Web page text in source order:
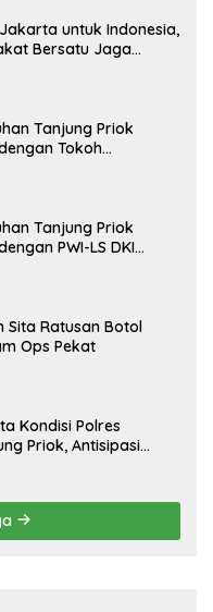
untuk Indonesia,
Bersatu Jaga
Tanjung Priok
Tokoh
Tanjung Priok
PWI-LS DKI
Sita Ratusan Botol
Ops Pekat
Kondisi Polres
Priok, Antisipasi